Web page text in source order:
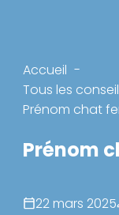
Accueil
Tous les
Prénom chat
Prénom
22 mars 2025